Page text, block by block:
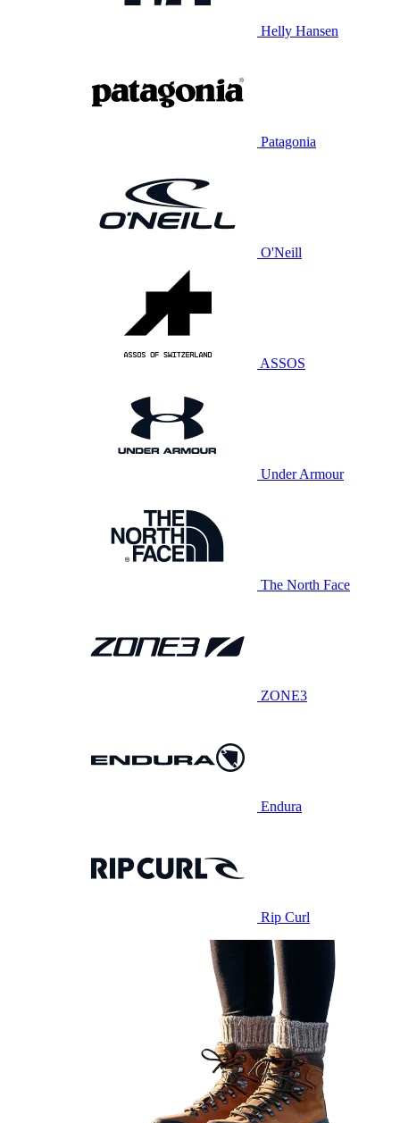
Helly Hansen
Patagonia
O'Neill
ASSOS
Under Armour
The North Face
ZONE3
Endura
Rip Curl